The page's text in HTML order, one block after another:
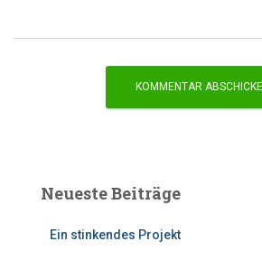
Neueste Beiträge
Ein stinkendes Projekt